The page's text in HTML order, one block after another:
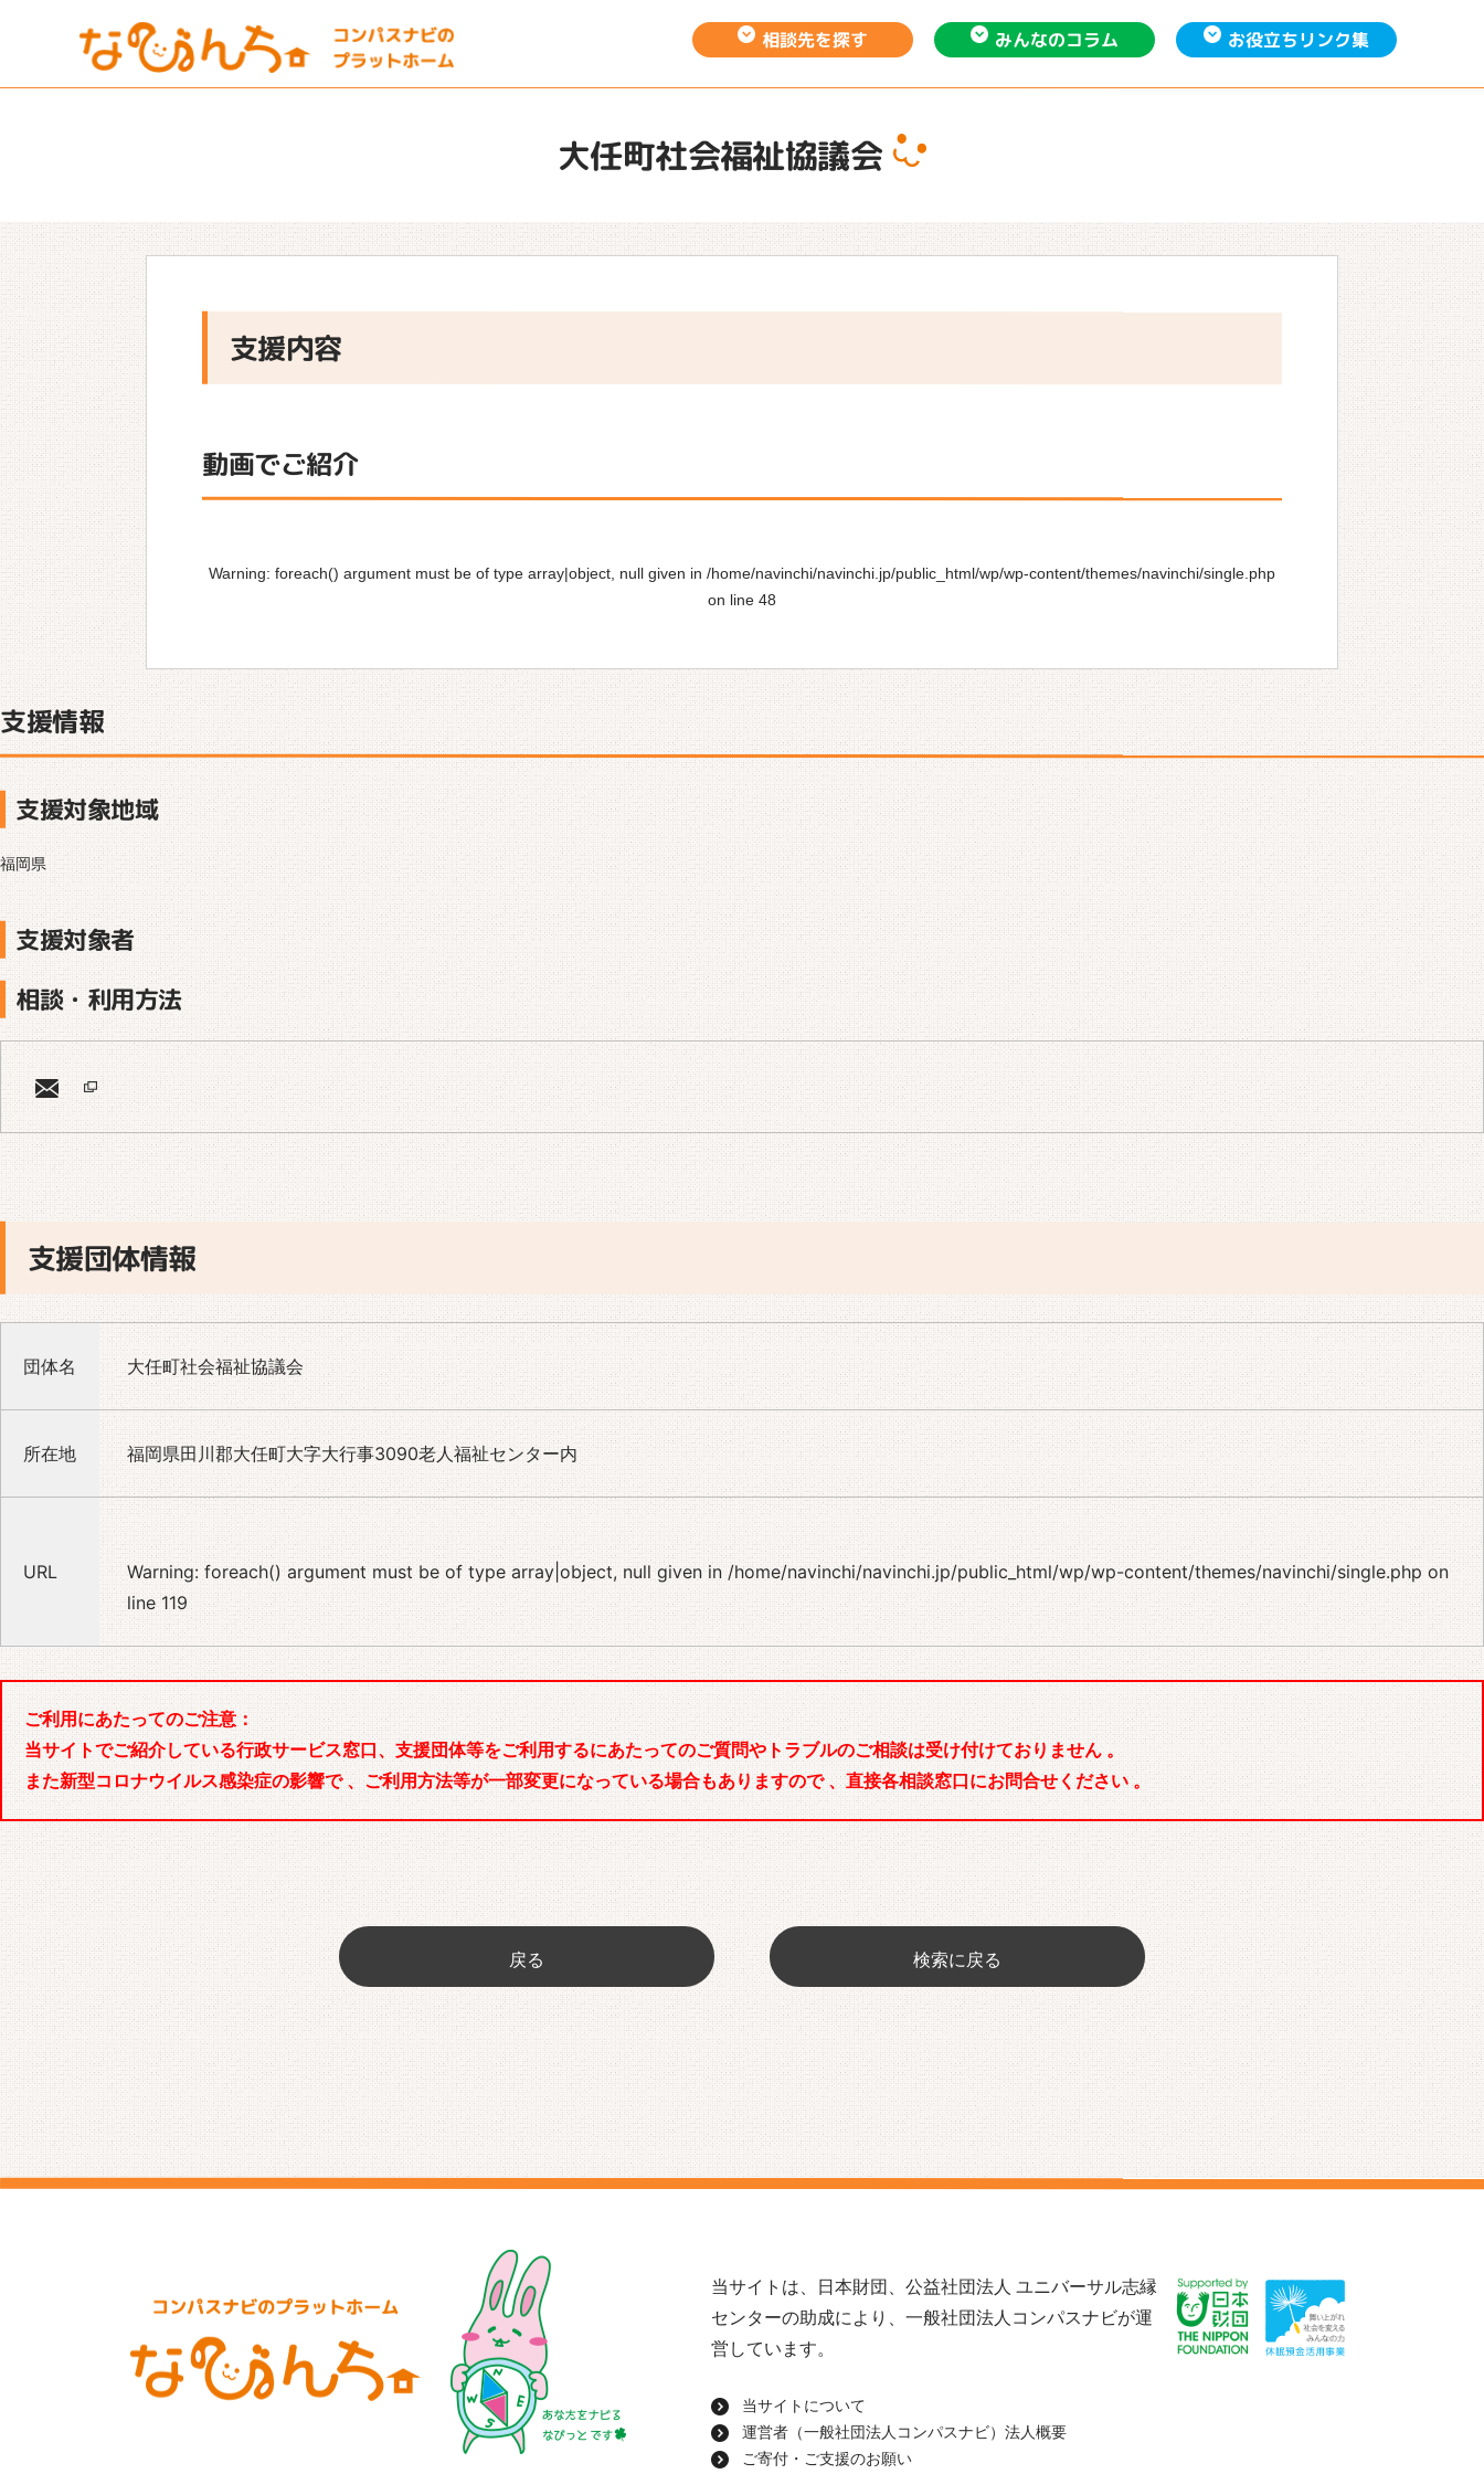
相談先を探す みんなのコラム お役立ちリンク集
大任町社会福祉協議会
支援内容
動画でご紹介
Warning: foreach() argument must be of type array|object, null given in /home/navinchi/navinchi.jp/public_html/wp/wp-content/themes/navinchi/single.php
on line 48
支援情報
支援対象地域
福岡県
支援対象者
相談・利用方法
支援団体情報
団体名 大任町社会福祉協議会
所在地 福岡県田川郡大任町大字大行事3090老人福祉センター内
URL Warning: foreach() argument must be of type array|object, null given in/home/navinchi/navinchi.jp/public_html/wp/wp-content/themes/navinchi/single.php on
line119
ご利用にあたってのご注意：
当サイトでご紹介している行政サービス窓口、支援団体等をご利用するにあたってのご質問やトラブルのご相談は受け付けておりません 。
また新型コロナウイルス感染症の影響で 、ご利用方法等が一部変更になっている場合もありますので 、直接各相談窓口にお問合せください 。
戻る 検索に戻る
当サイトは、日本財団、公益社団法人 ユニバーサル志縁
センターの助成により、一般社団法人コンパスナビが運
営しています。
当サイトについて
運営者（一般社団法人コンパスナビ）法人概要
ご寄付・ご支援のお願い